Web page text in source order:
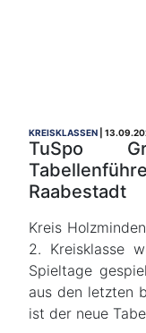
KREISKLASSEN
TuSpo
Raabestadt
Kreis
2. Kreisklasse
Spieltage
aus den letzten
ist der neue